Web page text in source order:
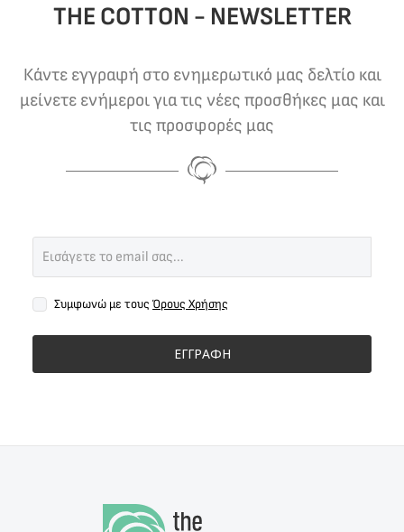
THE COTTON - NEWSLETTER
Κάντε εγγραφή στο ενημερωτικό μας δελτίο και
μείνετε ενήμεροι για τις νέες προσθήκες μας και
τις προσφορές μας
Συμφωνώ με τους Όρους Χρήσης
ΕΓΓΡΑΦΗ